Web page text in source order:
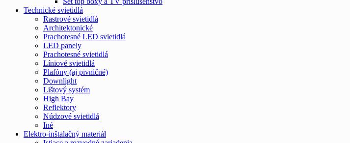
Technické svietidlá
Rastrové svietidlá
Architektonické
Prachotesné LED svietidlá
LED panely
Prachotesné svietidlá
Líniové svietidlá
Plafóny (aj pivničné)
Downlight
Lištový systém
High Bay
Reflektory
Núdzové svietidlá
Iné
Elektro-inštalačný materiál